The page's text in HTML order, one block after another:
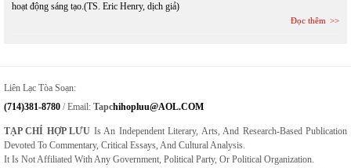
hoạt động sáng tạo.(TS. Eric Henry, dịch giả)
Đọc thêm
Liên Lạc Tòa Soạn:
(714)381-8780 / Email: TapcHihopluu@AOL.COM
TẠP CHÍ HỢP LƯU Is An Independent Literary, Arts, And Research-Based Publication
Devoted To Commentary, Critical Essays, And Cultural Analysis.
It Is Not Affiliated With Any Government, Political Party, Or Political Organization.